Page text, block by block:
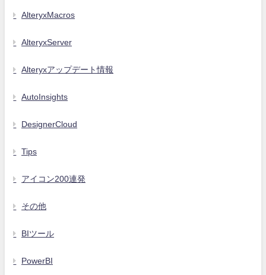
AlteryxMacros
AlteryxServer
Alteryxアップデート情報
AutoInsights
DesignerCloud
Tips
アイコン200連発
その他
BIツール
PowerBI